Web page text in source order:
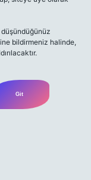
bildirmeniz halinde,